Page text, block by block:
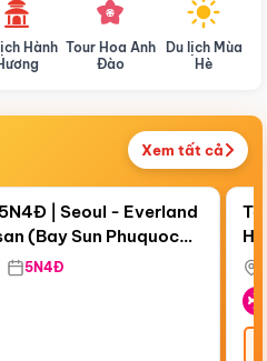
Hành Tour Hoa Anh
Đào
Du lịch Mùa
Hè
Xem tất cả
Điểm nổi bật
| Seoul - Everland
(Bay Sun Phuquoc
5N4Đ